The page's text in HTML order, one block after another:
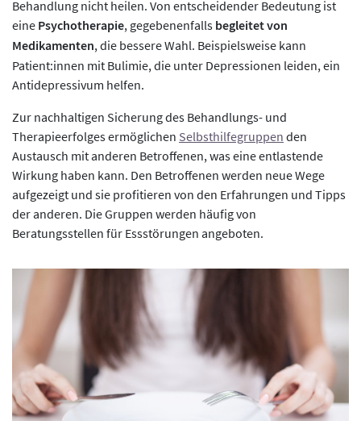
Behandlung nicht heilen. Von entscheidender Bedeutung ist
eine Psychotherapie, gegebenenfalls begleitet von
Medikamenten, die bessere Wahl. Beispielsweise kann
Patient:innen mit Bulimie, die unter Depressionen leiden, ein
Antidepressivum helfen.
Zur nachhaltigen Sicherung des Behandlungs- und
Therapieerfolges ermöglichen Selbsthilfegruppen den
Austausch mit anderen Betroffenen, was eine entlastende
Wirkung haben kann. Den Betroffenen werden neue Wege
aufgezeigt und sie profitieren von den Erfahrungen und Tipps
der anderen. Die Gruppen werden häufig von
Beratungsstellen für Essstörungen angeboten.